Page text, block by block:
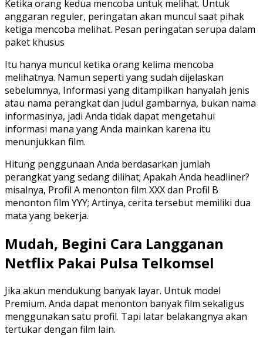
Ketika orang kedua mencoba untuk melihat. Untuk
anggaran reguler, peringatan akan muncul saat pihak
ketiga mencoba melihat. Pesan peringatan serupa dalam
paket khusus
Itu hanya muncul ketika orang kelima mencoba
melihatnya. Namun seperti yang sudah dijelaskan
sebelumnya, Informasi yang ditampilkan hanyalah jenis
atau nama perangkat dan judul gambarnya, bukan nama
informasinya, jadi Anda tidak dapat mengetahui
informasi mana yang Anda mainkan karena itu
menunjukkan film.
Hitung penggunaan Anda berdasarkan jumlah
perangkat yang sedang dilihat; Apakah Anda headliner?
misalnya, Profil A menonton film XXX dan Profil B
menonton film YYY; Artinya, cerita tersebut memiliki dua
mata yang bekerja.
Mudah, Begini Cara Langganan
Netflix Pakai Pulsa Telkomsel
Jika akun mendukung banyak layar. Untuk model
Premium. Anda dapat menonton banyak film sekaligus
menggunakan satu profil. Tapi latar belakangnya akan
tertukar dengan film lain.